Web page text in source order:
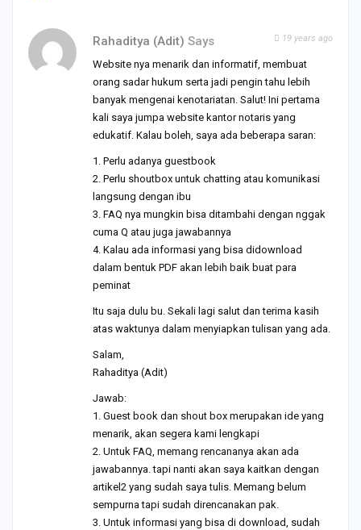
Rahaditya (adit) Says 19 years ago
Website nya menarik dan informatif, membuat
orang sadar hukum serta jadi pengin tahu lebih
banyak mengenai kenotariatan. Salut! Ini pertama
kali saya jumpa website kantor notaris yang
edukatif. Kalau boleh, saya ada beberapa saran:
1. Perlu adanya guestbook
2. Perlu shoutbox untuk chatting atau komunikasi
langsung dengan ibu
3. FAQ nya mungkin bisa ditambahi dengan nggak
cuma Q atau juga jawabannya
4. Kalau ada informasi yang bisa didownload
dalam bentuk PDF akan lebih baik buat para
peminat
Itu saja dulu bu. Sekali lagi salut dan terima kasih
atas waktunya dalam menyiapkan tulisan yang ada.
Salam,
Rahaditya (Adit)
Jawab:
1. Guest book dan shout box merupakan ide yang
menarik, akan segera kami lengkapi
2. Untuk FAQ, memang rencananya akan ada
jawabannya. tapi nanti akan saya kaitkan dengan
artikel2 yang sudah saya tulis. Memang belum
sempurna tapi sudah direncanakan pak.
3. Untuk informasi yang bisa di download, sudah